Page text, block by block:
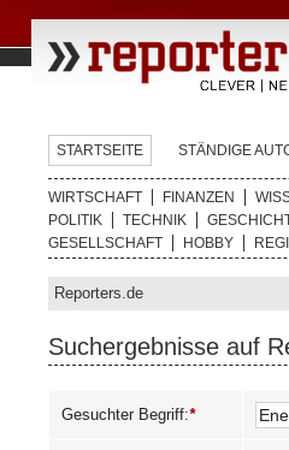
STARTSEITE STÄNDIGE
WIRTSCHAFT FINANZEN
POLITIK
TECHNIK
GESELLSCHAFT
HOBBY
Reporters.de
Suchergebnisse auf
Gesuchter Begriff:*